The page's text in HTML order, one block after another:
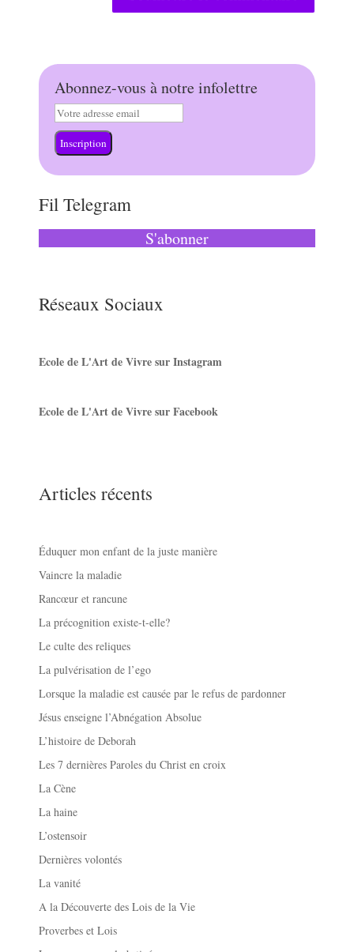
Abonnez-vous à notre infolettre
Inscription
Fil Telegram
S'abonner
Réseaux Sociaux
Ecole de L'Art de Vivre sur Instagram
Ecole de L'Art de Vivre sur Facebook
Articles récents
Éduquer mon enfant de la juste manière
Vaincre la maladie
Rancœur et rancune
La précognition existe-t-elle?
Le culte des reliques
La pulvérisation de l’ego
Lorsque la maladie est causée par le refus de pardonner
Jésus enseigne l’Abnégation Absolue
L’histoire de Deborah
Les 7 dernières Paroles du Christ en croix
La Cène
La haine
L’ostensoir
Dernières volontés
La vanité
A la Découverte des Lois de la Vie
Proverbes et Lois